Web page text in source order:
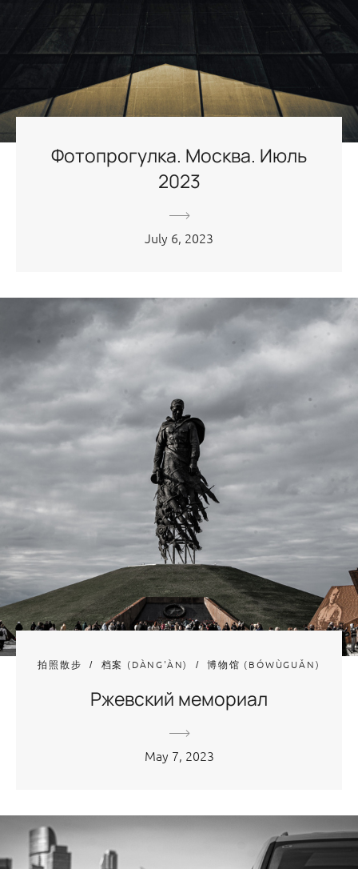
Фотопрогулка. Москва. Июль
2023
July 6, 2023
拍照散步 档案 (DÀNG'ÀN) 博物馆 (BÓWÙGUǍN)
Ржевский мемориал
May 7, 2023